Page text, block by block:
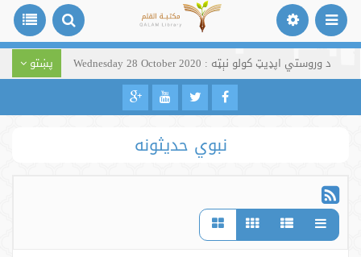
د وروستي اپډیټ کولو نېټه : Wednesday 28 October 2020 پښتو
نبوي حدیثونه